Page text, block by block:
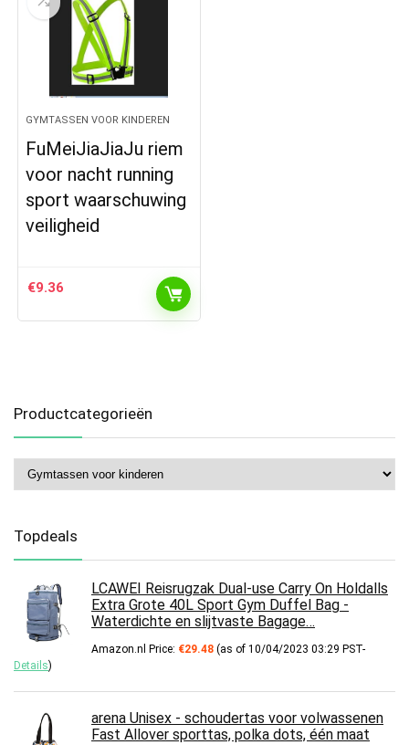
GYMTASSEN VOOR KINDEREN
FuMeiJiaJiaJu riem
voor nacht running
sport waarschuwing
veiligheid
€9.36
Productcategorieën
Topdeals
LCAWEI Reisrugzak Dual-use Carry On Holdalls
Extra Grote 40L Sport Gym Duffel Bag -
Waterdichte en slijtvaste Bagage…
Amazon.nl Price: €29.48 (as of 10/04/2023 03:29 PST-
Details)
arena Unisex - schoudertas voor volwassenen
Fast Allover sporttas, polka dots, één maat